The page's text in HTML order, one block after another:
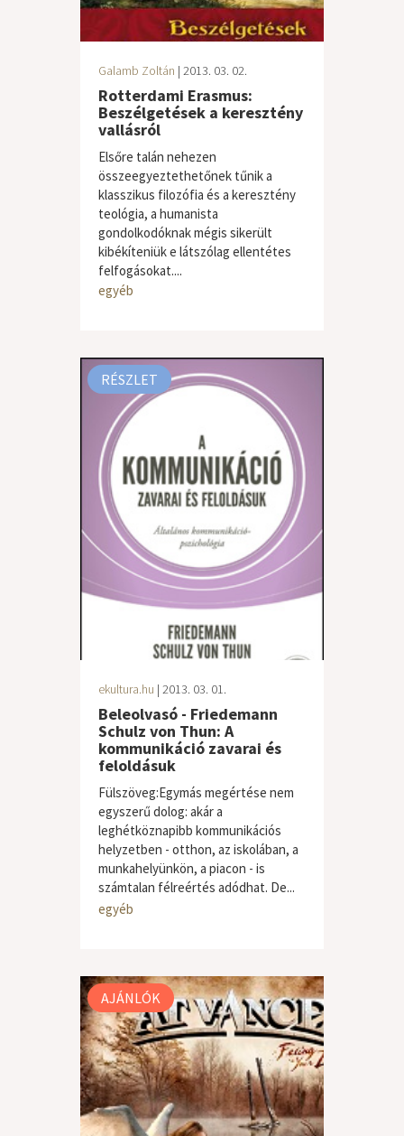
Galamb Zoltán | 2013. 03. 02.
Rotterdami Erasmus:
Beszélgetések a keresztény
vallásról
Elsőre talán nehezen
összeegyeztethetőnek tűnik a
klasszikus filozófia és a keresztény
teológia, a humanista
gondolkodóknak mégis sikerült
kibékíteniük e látszólag ellentétes
felfogásokat....
egyéb
RÉSZLET
ekultura.hu | 2013. 03. 01.
Beleolvasó - Friedemann
Schulz von Thun: A
kommunikáció zavarai és
feloldásuk
Fülszöveg:Egymás megértése nem
egyszerű dolog: akár a
leghétköznapibb kommunikációs
helyzetben - otthon, az iskolában, a
munkahelyünkön, a piacon - is
számtalan félreértés adódhat. De...
egyéb
AJÁNLÓK